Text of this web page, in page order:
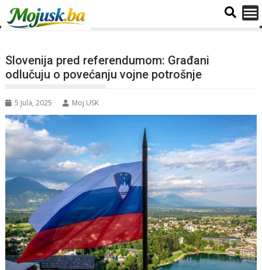
Slovenija pred referendumom: Građani
odlučuju o povećanju vojne potrošnje
5 Jula, 2025 Moj USK